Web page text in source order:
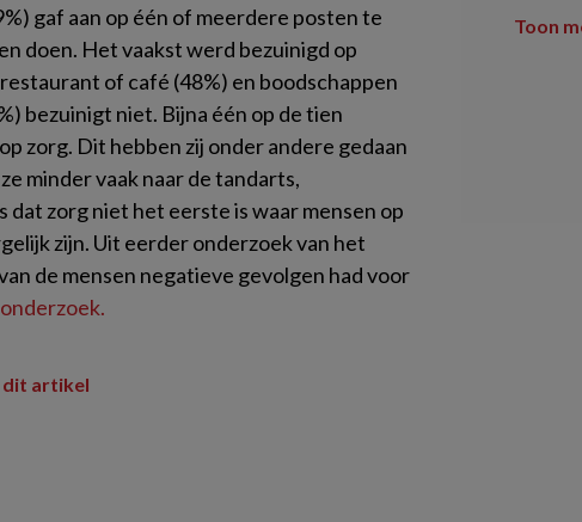
gaf aan op één of meerdere posten te
doen. Het vaakst werd bezuinigd op
of café (48%) en boodschappen
bezuinigt niet. Bijna één op de tien
zorg. Dit hebben zij onder andere gedaan
minder vaak naar de tandarts,
zorg niet het eerste is waar mensen op
zijn. Uit eerder onderzoek van het
de mensen negatieve gevolgen had voor
dit artikel
Toon